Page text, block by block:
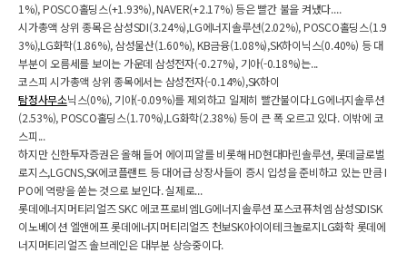
1%), POSCO홀딩스(+1.93%), NAVER(+2.17%) 등은 빨간 불을 켜냈다....
시가총액 상위 종목은 삼성SDI(3.24%),LG에너지솔루션(2.02%), POSCO홀딩스(1.9
3%),LG화학(1.86%), 삼성물산(1.60%), KB금융(1.08%),SK하이닉스(0.40%) 등 대
부분이 오름세를 보이는 가운데 삼성전자(-0.27%), 기아(-0.18%)는...
코스피 시가총액 상위 종목에서는 삼성전자(-0.14%),SK하이
탐정사무소닉스(0%), 기아(-0.09%)를 제외하고 일제히 빨간불이다.LG에너지솔루션
(2.53%), POSCO홀딩스(1.70%),LG화학(2.38%) 등이 큰 폭 오르고 있다. 이밖에 코
스피...
하지만 신한투자증권은 올해 들어 에이피알를 비롯해 HD현대마린솔루션, 롯데글로벌
로지스,LGCNS,SK에코플랜트 등 대어급 상장사들이 증시 입성을 준비하고 있는 만큼 I
PO에 역량을 쏟는 것으로 보인다. 실제로...
롯데에너지머티리얼즈 SKC 에코프로비엠LG에너지솔루션 포스코퓨처엠 삼성SDISK
이노베이션 엘앤에프 롯데에너지머티리얼즈 천보SK아이이테크놀로지LG화학 롯데에
너지머티리얼즈 솔브레인은 대부분 상승중이다.